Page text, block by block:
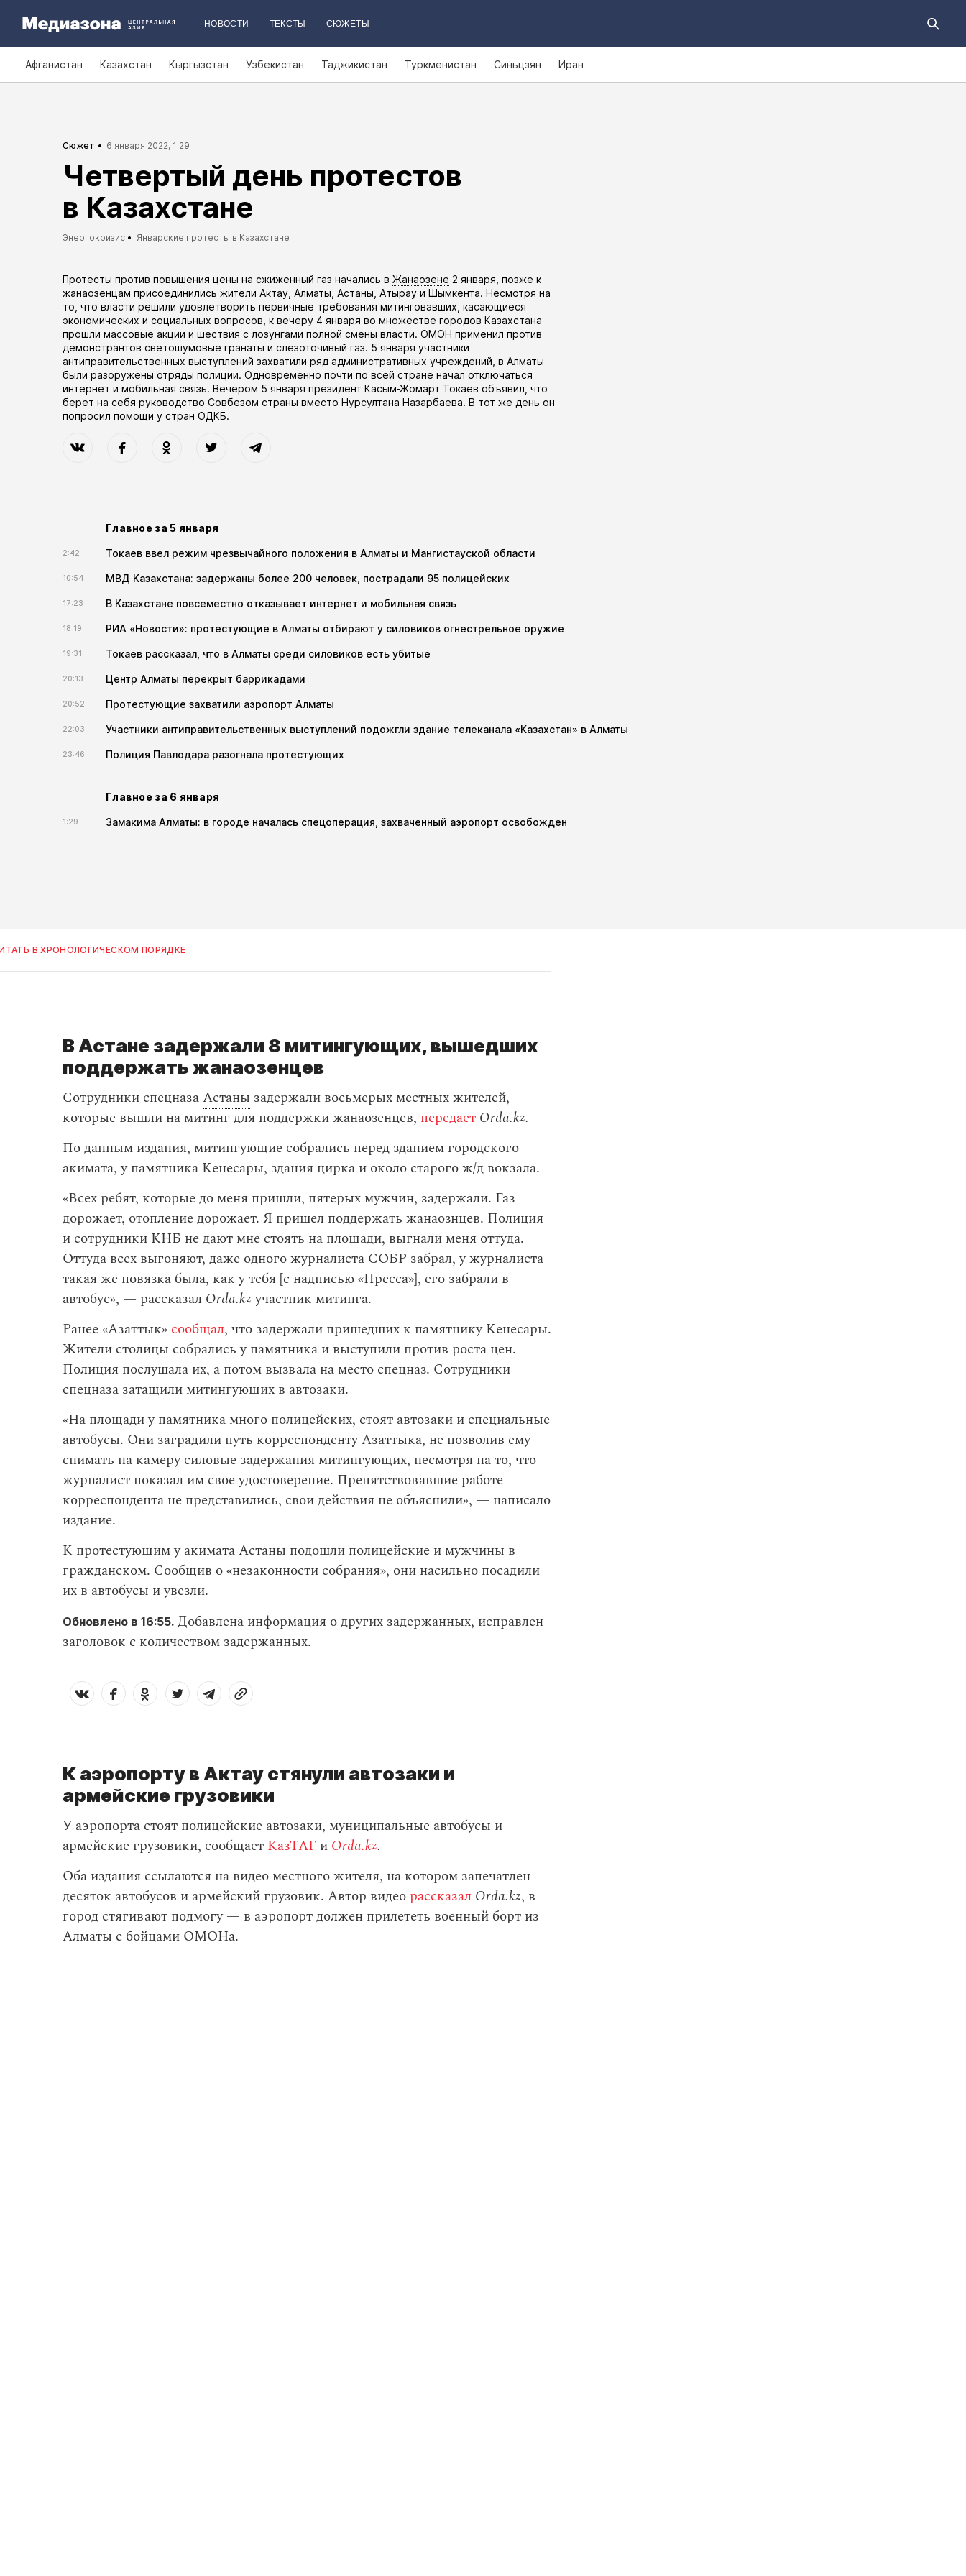
НОВОСТИ ТЕКСТЫ СЮЖЕТЫ
Афганистан Казахстан Кыргызстан Узбекистан Таджикистан Туркменистан Синьцзян Иран
Сюжет 6 января 2022, 1:29
Четвертый день протестов
в Казахстане
Энергокризис Январские протесты в Казахстане
Протесты против повышения цены на сжиженный газ начались в Жанаозене 2 января, позже к
жанаозенцам присоединились жители Актау Алматы Астаны Атырау и Шымкента. Несмотря на
то, что власти решили удовлетворить первичные требования митинговавших, касающиеся
экономических и социальных вопросов, к вечеру 4 января во множестве городов Казахстана
прошли массовые акции и шествия с лозунгами полной смены власти. ОМОН применил против
демонстрантов светошумовые гранаты и слезоточивый газ. 5 января участники
антиправительственных выступлений захватили ряд административных учреждений, в Алматы
были разоружены отряды полиции. Одновременно почти по всей стране начал отключаться
интернет и мобильная связь. Вечером 5 января президент Касым-Жомарт Токаев объявил, что
берет на себя руководство Совбезом страны вместо Нурсултана Назарбаева. В тот же день он
попросил помощи у стран ОДКБ.
Главное за 5 января
2:42 Токаев ввел режим чрезвычайного положения в Алматы и Мангистауской области
10:54 МВД Казахстана: задержаны более 200 человек, пострадали 95 полицейских
17:23 В Казахстане повсеместно отказывает интернет и мобильная связь
18:19 РИА «Новости»: протестующие в Алматы отбирают у силовиков огнестрельное оружие
19:31 Токаев рассказал, что в Алматы среди силовиков есть убитые
20:13 Центр Алматы перекрыт баррикадами
20:52 Протестующие захватили аэропорт Алматы
22:03 Участники антиправительственных выступлений подожгли здание телеканала «Казахстан» в Алматы
23:46 Полиция Павлодара разогнала протестующих
Главное за 6 января
1:29 Замакима Алматы: в городе началась спецоперация, захваченный аэропорт освобожден
В ХРОНОЛОГИЧЕСКОМ ПОРЯДКЕ
В Астане задержали 8 митингующих, вышедших
поддержать жанаозенцев
Сотрудники спецназаАстаны задержали восьмерых местных жителей,
которые вышли на митинг для поддержки жанаозенцев, передает Orda.kz.
По данным издания, митингующие собрались перед зданием городского
акимата, у памятника Кенесары, здания цирка и около старого ж/д вокзала.
«Всех ребят, которые до меня пришли, пятерых мужчин, задержали. Газ
дорожает, отопление дорожает. Я пришел поддержать жанаознцев. Полиция
и сотрудники КНБ не дают мне стоять на площади, выгнали меня оттуда.
Оттуда всех выгоняют, даже одного журналиста СОБР забрал, у журналиста
такая же повязка была, как у тебя [с надписью «Пресса»], его забрали в
автобус», — рассказал Orda.kzучастник митинга.
Ранее «Азаттык» сообщал, что задержали пришедших к памятнику Кенесары.
Жители столицы собрались у памятника и выступили против роста цен.
Полиция послушала их, а потом вызвала на место спецназ. Сотрудники
спецназа затащили митингующих в автозаки.
«На площади у памятника много полицейских, стоят автозаки и специальные
автобусы. Они заградили путь корреспонденту Азаттыка, не позволив ему
снимать на камеру силовые задержания митингующих, несмотря на то, что
журналист показал им свое удостоверение. Препятствовавшие работе
корреспондента не представились, свои действия не объяснили», — написало
издание.
К протестующим у акимата Астаны подошли полицейские и мужчины в
гражданском. Сообщив о «незаконности собрания», они насильно посадили
их в автобусы и увезли.
Обновлено в 16:55. Добавлена информация о других задержанных, исправлен
заголовок с количеством задержанных.
К аэропорту в Актау стянули автозаки и
армейские грузовики
У аэропорта стоят полицейские автозаки, муниципальные автобусы и
армейские грузовики, сообщает КазТАГ и Orda.kz.
Оба издания ссылаются на видео местного жителя, на котором запечатлен
десяток автобусов и армейский грузовик. Автор видео рассказал Orda.kz, в
город стягивают подмогу — в аэропорт должен прилететь военный борт из
Алматы с бойцами ОМОНа.